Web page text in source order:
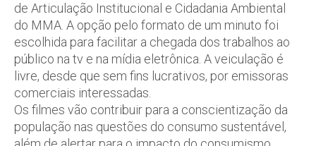
de Articulação Institucional e Cidadania Ambiental
do MMA. A opção pelo formato de um minuto foi
escolhida para facilitar a chegada dos trabalhos ao
público na tv e na mídia eletrônica. A veiculação é
livre, desde que sem fins lucrativos, por emissoras
comerciais interessadas.
Os filmes vão contribuir para a conscientização da
população nas questões do consumo sustentável,